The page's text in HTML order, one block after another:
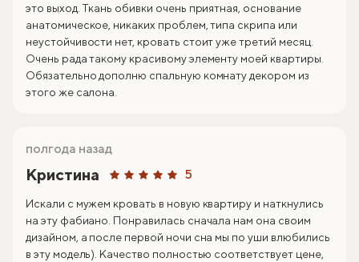
это выход. Ткань обивки очень приятная, основание
анатомическое, никаких проблем, типа скрипа или
неустойчивости нет, кровать стоит уже третий месяц.
Очень рада такому красивому элементу моей квартиры.
Обязательно дополню спальную комнату декором из
этого же салона.
Кристина 5
полгода назад
Искали с мужем кровать в новую квартиру и наткнулись
на эту фабиано. Понравилась сначала нам она своим
дизайном, а после первой ночи сна мы по уши влюбились
в эту модель). Качество полностью соответствует цене,